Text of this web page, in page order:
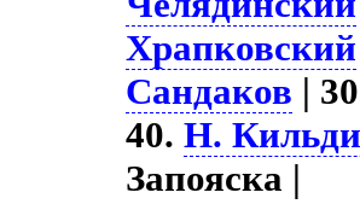
Храпковский
Сандаков |
40.Н.
Запояска |